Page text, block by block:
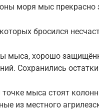
моря мыс
бросился
мыса, хорошо
Сохранились
мыса стоят
из местного